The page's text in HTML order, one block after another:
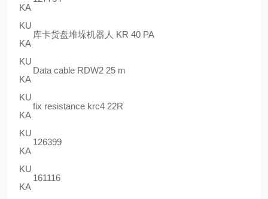
KA
KU
KA
库卡货盘堆垛机器人 KR 40 PA
KU
KA
Data cable RDW2 25 m
KU
KA
fix resistance krc4 22R
KU
KA
126399
KU
KA
161116